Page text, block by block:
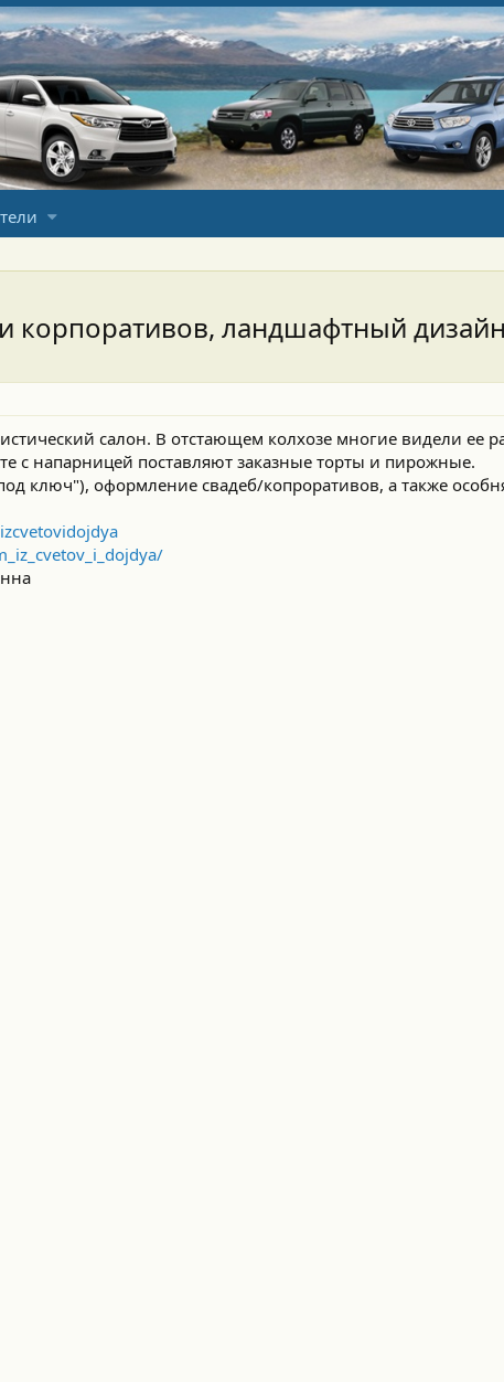
корпоративов, ландшафтный дизайн
салон. В отстающем колхозе многие видели ее
с напарницей поставляют заказные торты и пирожные.
ключ"), оформление свадеб/копроративов, а также